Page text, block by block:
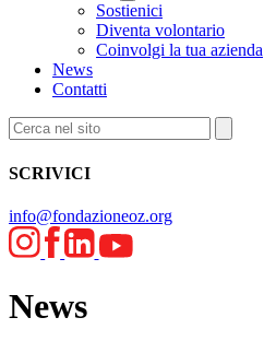
Sostienici
Diventa volontario
Coinvolgi la tua azienda
News
Contatti
SCRIVICI
info@fondazioneoz.org
News